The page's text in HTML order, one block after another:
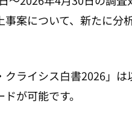
事案について、新たに分
ライシス白書2026」は
が可能です。